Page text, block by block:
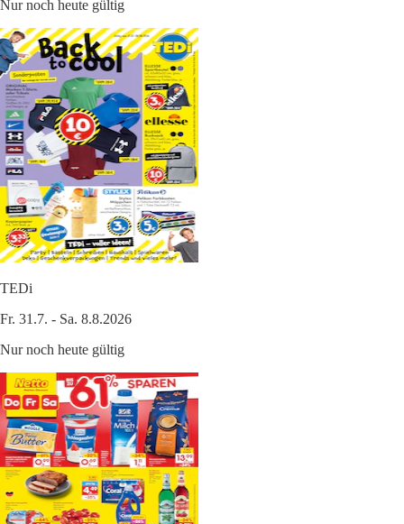
Nur noch heute gültig
TEDi
Fr. 31.7. - Sa. 8.8.2026
Nur noch heute gültig